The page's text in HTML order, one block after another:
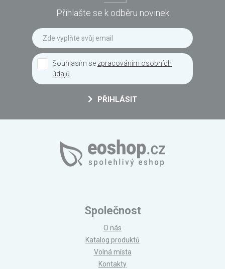
Přihlašte se k odběru novinek
Souhlasím se zpracováním osobních
údajů
PŘIHLÁSIT
Společnost
O nás
Katalog produktů
Volná místa
Kontakty